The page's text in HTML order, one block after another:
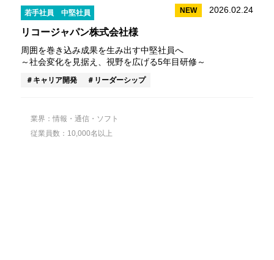
若手社員 中堅社員 NEW 2026.02.24
リコージャパン株式会社様
周囲を巻き込み成果を生み出す中堅社員へ
～社会変化を見据え、視野を広げる5年目研修～
キャリア開発 リーダーシップ
業界：情報・通信・ソフト
従業員数：10,000名以上